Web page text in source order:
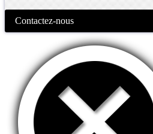
Contactez-nous